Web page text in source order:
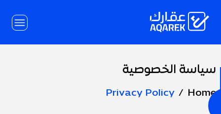
Page
Title
سياسة الخصوصية
Home
Privacy Policy